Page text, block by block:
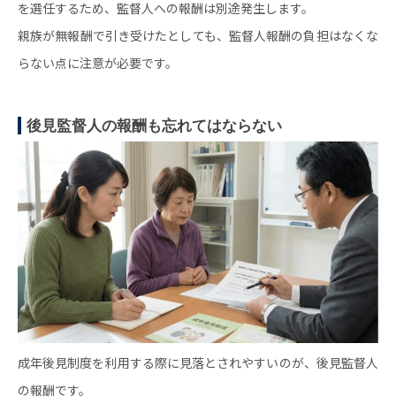
を選任するため、監督人への報酬は別途発生します。
親族が無報酬で引き受けたとしても、監督人報酬の負担はなくな
らない点に注意が必要です。
後見監督人の報酬も忘れてはならない
成年後見制度を利用する際に見落とされやすいのが、後見監督人
の報酬です。